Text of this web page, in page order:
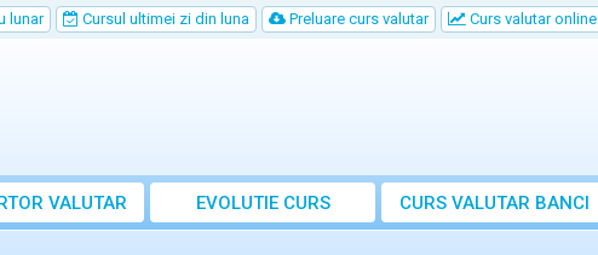
lunar Cursul ultimei zi din luna Preluare curs valutar Curs valutar online
VALUTAR EVOLUTIE CURS CURS VALUTAR BANCI